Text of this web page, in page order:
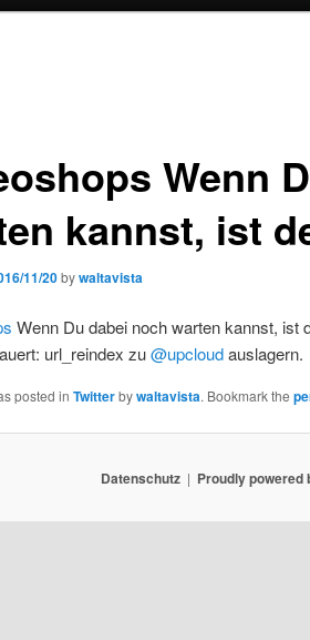
Wenn
kannst, ist
11/20bywaltavista
Wenn Du dabei noch warten kannst, ist
url_reindex zu@upcloudauslagern.
posted in Twitterbywaltavista. Bookmark the
Datenschutz Proudly powered